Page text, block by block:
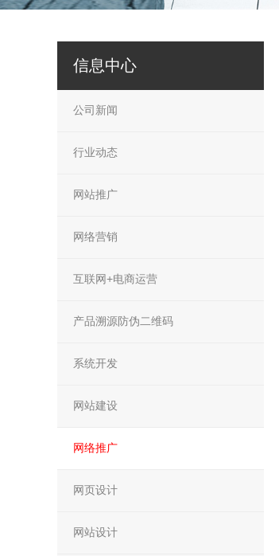
信息中心
公司新闻
行业动态
网站推广
网络营销
互联网+电商运营
产品溯源防伪二维码
系统开发
网站建设
网络推广
网页设计
网站设计